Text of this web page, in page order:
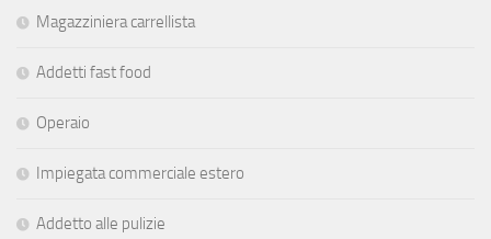
Magazziniera carrellista
Addetti fast food
Operaio
Impiegata commerciale estero
Addetto alle pulizie